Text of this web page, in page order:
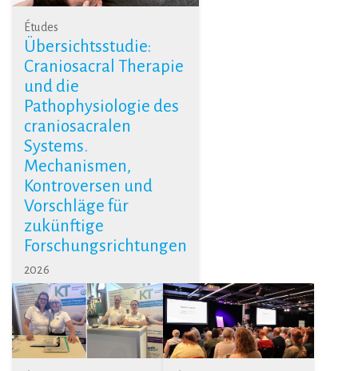
Études
Übersichtsstudie:
Craniosacral Therapie
und die
Pathophysiologie des
craniosacralen
Systems.
Mechanismen,
Kontroversen und
Vorschläge für
zukünftige
Forschungsrichtungen
2026